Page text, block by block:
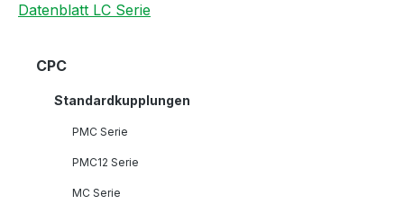
Datenblatt LC Serie
CPC
Standardkupplungen
PMC Serie
PMC12 Serie
MC Serie